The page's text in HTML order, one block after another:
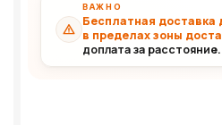
ВАЖНО
Бесплатная доставка
в пределах зоны
доплата за расстояние.